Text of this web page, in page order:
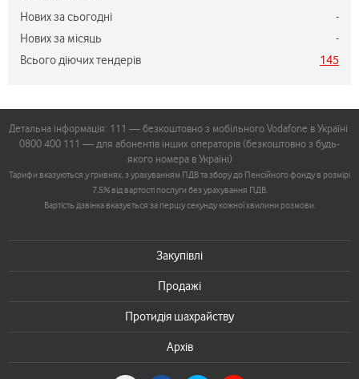
Нових за сьогодні
-
Нових за місяць
-
Всього діючих тендерів
145
Детальна інформація: 111 — безкоштовно з мобільного Vodafone в Україні
0800 400 111 — для абонентів інших операторів (безкоштовно з будь-
якого номера в Україні)
Тарифи вказуються у гривнях, з урахуванням ПДВ та збору до Пенсійного фонду в розмірі
7,5% від вартості послуги без урахування ПДВ.
Вартість дзвінка вказується за першу секунду кожної хвилини розмови.
Закупівлі
Продажі
Протидія шахрайству
Архів